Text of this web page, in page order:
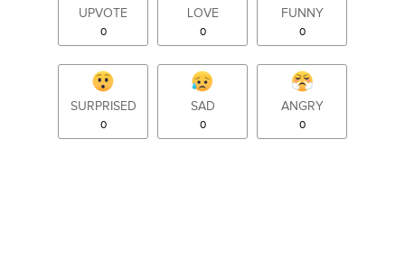
UPVOTE
0
LOVE
0
FUNNY
0
SURPRISED
0
SAD
0
ANGRY
0